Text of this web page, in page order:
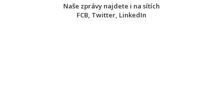
Naše zprávy najdete i na sítích
FCB, Twitter, LinkedIn